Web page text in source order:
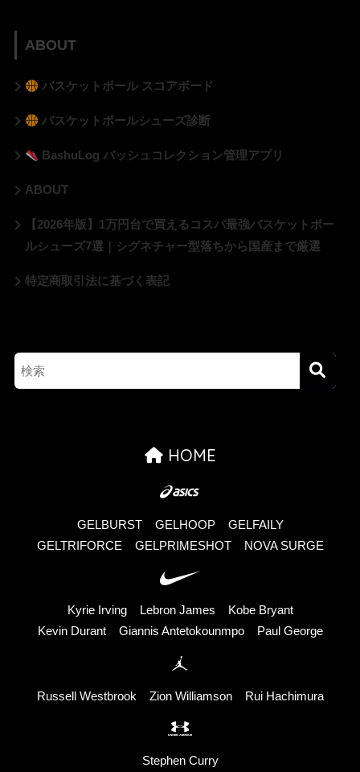
ABOUT
バスケットボール スコアボード
バスケットボールシューズ診断
BashuLog バッシュコレクション管理アプリ
ABOUT
【2026年版】1万円台で買えるコスパ最強バスケットボー
ルシューズ7選｜シグネチャー型落ちから国産まで厳選
特定商取引法に基づく表記
HOME
GELBURST GELHOOP
GELFAILY
GELTRIFORCE
GELPRIMESHOT NOVA SURGE
Kyrie Irving Lebron James
Kobe Bryant
Kevin Durant
Giannis Antetokounmpo Paul George
Russell Westbrook Zion Williamson Rui Hachimura
Stephen Curry